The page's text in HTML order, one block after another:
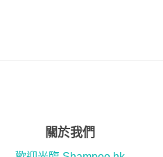
關於我們